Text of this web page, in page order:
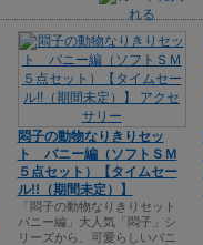
悶子の動物なりきりセッ
ト バニー編（ソフトＳＭ
５点セット）【タイムセー
ル!!（期間未定）】
「悶子の動物なりきりセット
バニー編」大人気「悶子」シ
リーズから、可愛らしいバニ